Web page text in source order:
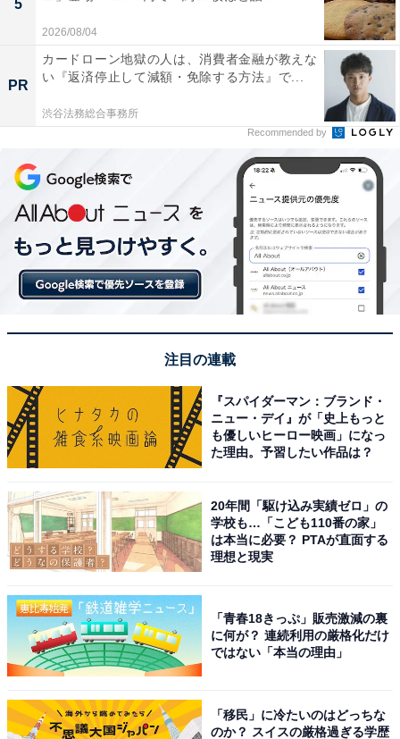
5
2026/08/04
PR
カードローン地獄の人は、消費者金融が教えな
い『返済停止して減額・免除する方法』で...
渋谷法務総合事務所
Recommended by
注目の連載
『スパイダーマン：ブランド・
ニュー・デイ』が「史上もっと
も優しいヒーロー映画」になっ
た理由。予習したい作品は？
20年間「駆け込み実績ゼロ」の
学校も…「こども110番の家」
は本当に必要？ PTAが直面する
理想と現実
「青春18きっぷ」販売激減の裏
に何が？ 連続利用の厳格化だけ
ではない「本当の理由」
「移民」に冷たいのはどっちな
のか？ スイスの厳格過ぎる学歴